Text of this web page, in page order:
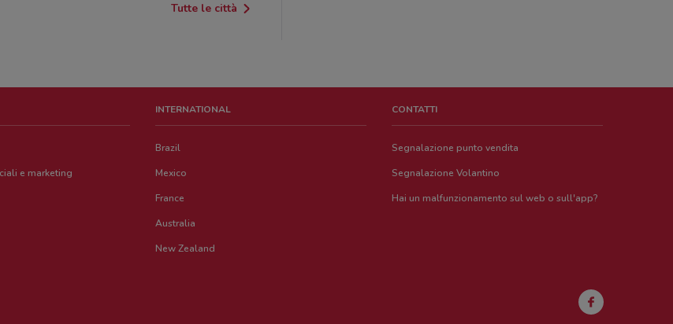
Tutte le città
e marketing
INTERNATIONAL
Brazil
Mexico
France
Australia
New Zealand
CONTATTI
Segnalazione punto vendita
Segnalazione Volantino
Hai un malfunzionamento sul web o sull'app?